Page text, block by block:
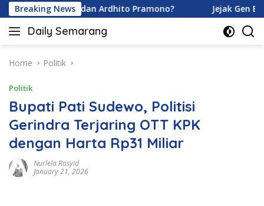
Skip
to
content
Breaking News
Karamoy dan Ardhito Pramono? Jejak Gen Buka
Daily Semarang
"Semarang
Ini:
Terkini
untuk
Anda"
Home Politik
Politik
Bupati Pati Sudewo, Politisi
Gerindra Terjaring OTT KPK
dengan Harta Rp31 Miliar
Nurlela Rasyid
January 21, 2026